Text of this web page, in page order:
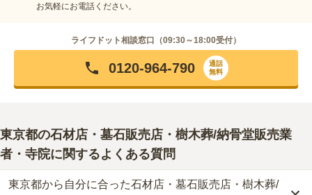
お気軽にお電話ください。
ライフドット相談窓口（09:30～18:00受付）
0120-964-790
通話
無料
東京都の石材店・墓石販売店・樹木葬/納骨堂販売業
者・寺院に関するよくある質問
東京都から自分に合った石材店・墓石販売店・樹木葬/